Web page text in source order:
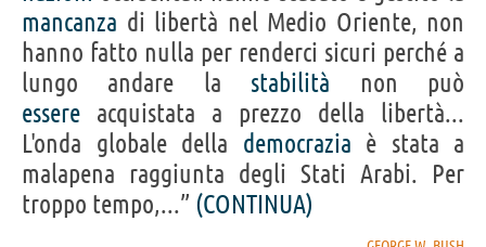
mancanza di libertà nel Medio Oriente, non
hanno fatto nulla per renderci sicuri perché a
lungo andare la stabilità non può
essere acquistata a prezzo della libertà...
L'onda globale della democrazia è stata a
malapena raggiunta degli Stati Arabi. Per
troppo tempo,...” (CONTINUA)